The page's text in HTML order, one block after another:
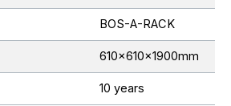
BOS-A-RACK
610x610x1900mm
10 years